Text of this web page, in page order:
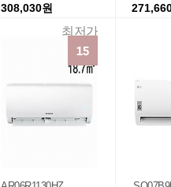
308,030원
최저가